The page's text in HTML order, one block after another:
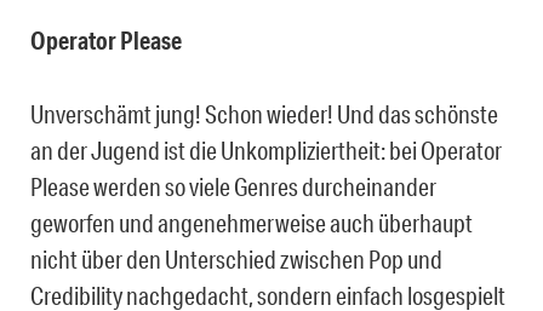
Operator Please
Unverschämt jung! Schon wieder! Und das schönste
an der Jugend ist die Unkompliziertheit: bei Operator
Please werden so viele Genres durcheinander
geworfen und angenehmerweise auch überhaupt
nicht über den Unterschied zwischen Pop und
Credibility nachgedacht, sondern einfach losgespielt